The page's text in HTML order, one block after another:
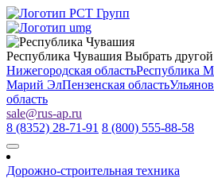
Республика Чувашия Выбрать
Нижегородская областьРеспублика
Марий ЭлПензенская область
область
sale@rus-ap.ru
8 (8352) 28-71-91 8 (800) 555-88-58
Дорожно-строительная техника